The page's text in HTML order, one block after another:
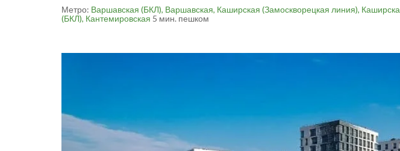
Метро: Варшавская (БКЛ), Варшавская, Каширская (Замоскворецкая линия),
(БКЛ), Кантемировская 5 мин. пешком